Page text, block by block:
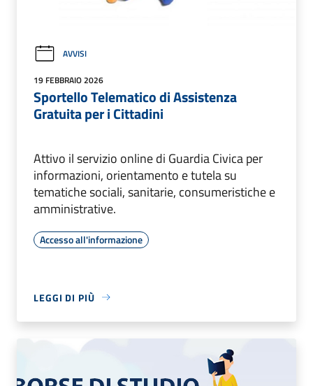
AVVISI
19 FEBBRAIO 2026
Sportello Telematico di Assistenza
Gratuita per i Cittadini
Attivo il servizio online di Guardia Civica per
informazioni, orientamento e tutela su
tematiche sociali, sanitarie, consumeristiche e
amministrative.
Accesso all'informazione
LEGGI DI PIÙ